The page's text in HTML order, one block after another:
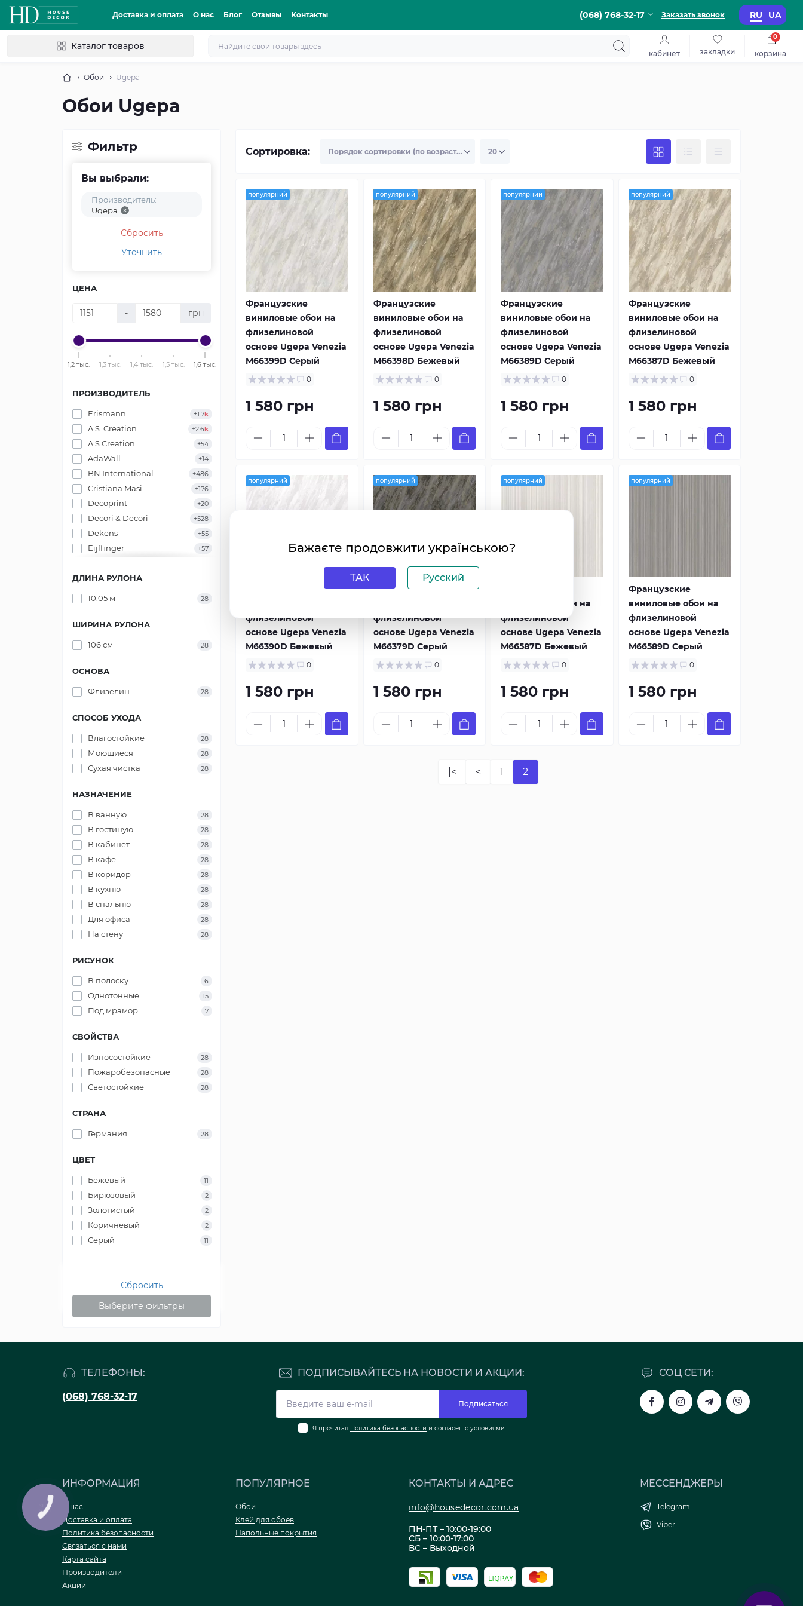
Доставка и оплата О нас Блог Отзывы Контакты (068) 768-32-17 Заказать звонок RU UA
Каталог товаров
кабинет закладки корзина
0
Обои Ugepa
Обои Ugepa
Фильтр
Вы выбрали:
Производитель:
Ugepa
Сбросить
Уточнить
ЦЕНА
- грн
1,2 тыс. 1,3 тыс. 1,4 тыс. 1,5 тыс. 1,6 тыс.
ПРОИЗВОДИТЕЛЬ
Erismann +1.7k
A.S. Creation +2.6k
A.S.Creation +54
AdaWall +14
BN International +486
Cristiana Masi +176
Decoprint +20
Decori & Decori +528
Dekens +55
Eijffinger +57
Galerie
Home
ICH +227
Murella Zambaiti
+1
P+S International
Portofino +49
RASCH +2.5k
Sintra +27
Ugepa
ДЛИНА РУЛОНА
10.05 м 28
ШИРИНА РУЛОНА
106 см 28
ОСНОВА
Флизелин 28
СПОСОБ УХОДА
Влагостойкие 28
Моющиеся 28
Сухая чистка 28
НАЗНАЧЕНИЕ
В ванную 28
В гостиную 28
В кабинет 28
В кафе 28
В коридор 28
В кухню 28
В спальню 28
Для офиса 28
На стену 28
РИСУНОК
В полоску 6
Однотонные 15
Под мрамор 7
СВОЙСТВА
Износостойкие 28
Пожаробезопасные 28
Светостойкие 28
СТРАНА
Германия 28
ЦВЕТ
Бежевый 11
Бирюзовый 2
Золотистый 2
Коричневый 2
Серый 11
Сбросить
Выберите фильтры
Сортировка:
популярний
Французские
виниловые обои на
флизелиновой
основе Ugepa Venezia
M66399D Серый
0
1 580 грн
популярний
Французские
виниловые обои на
флизелиновой
основе Ugepa Venezia
M66398D Бежевый
0
1 580 грн
популярний
Французские
виниловые обои на
флизелиновой
основе Ugepa Venezia
M66389D Серый
0
1 580 грн
популярний
Французские
виниловые обои на
флизелиновой
основе Ugepa Venezia
M66387D Бежевый
0
1 580 грн
популярний
флизелиновой
основе Ugepa Venezia
M66390D Бежевый
0
1 580 грн
популярний
Французские
флизелиновой
основе Ugepa Venezia
M66379D Серый
0
1 580 грн
популярний
виниловые обои на
флизелиновой
основе Ugepa Venezia
M66587D Бежевый
0
1 580 грн
популярний
Французские
виниловые обои на
флизелиновой
основе Ugepa Venezia
M66589D Серый
0
1 580 грн
|< < 1 2
ТЕЛЕФОНЫ:
(068) 768-32-17
СОЦ СЕТИ:
ПОДПИСЫВАЙТЕСЬ НА НОВОСТИ И АКЦИИ:
Подписаться
Я прочитал Политика безопасности и согласен с условиями
ИНФОРМАЦИЯ
О нас
Доставка и оплата
Политика безопасности
Связаться с нами
Карта сайта
Производители
Акции
ПОПУЛЯРНОЕ
Обои
Клей для обоев
Напольные покрытия
КОНТАКТЫ И АДРЕС
info@housedecor.com.ua
ПН-ПТ – 10:00-19:00
СБ – 10:00-17:00
ВС – Выходной
МЕССЕНДЖЕРЫ
Telegram
Viber
Бажаєте продовжити українською?
ТАК Русский